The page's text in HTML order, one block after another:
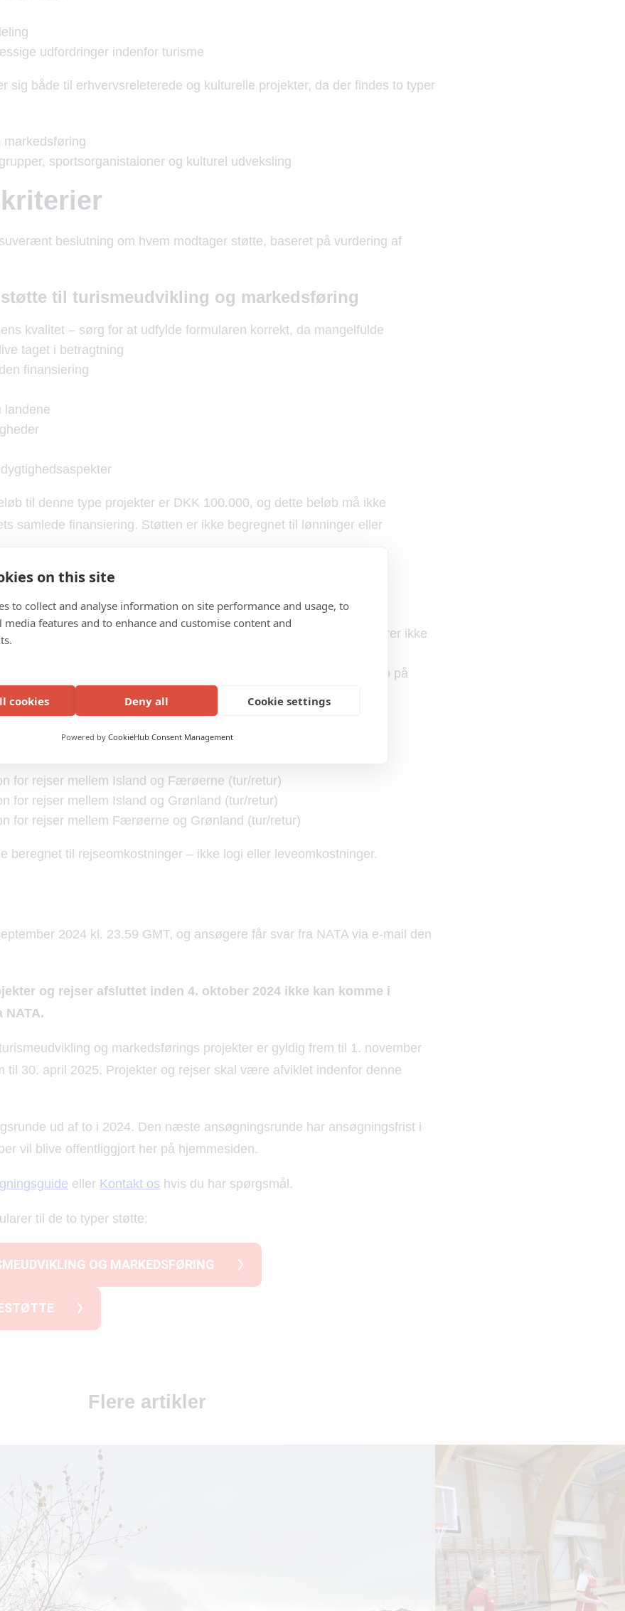
udfordringer indenfor turisme
sig både til erhvervsreleterede og kulturelle projekter, da der findes to typer
markedsføring
sportsorganistaioner og kulturel udveksling
beslutning om hvem modtager støtte, baseret på vurdering af
til turismeudvikling og markedsføring
kvalitet – sørg for at udfylde formularen korrekt, da mangelfulde
taget i betragtning
finansiering
landene
til denne type projekter er DKK 100.000, og dette beløb må ikke
samlede finansiering. Støtten er ikke begregnet til lønninger eller
– sørg for at udfylde formaularen korrekt, da mangelfulde formularer ikke
kulturel interatktion, fx ophold hos lokale families i stedet for at bo på
finansiering
som NATA yder, er:
for rejser mellem Island og Færøerne (tur/retur)
for rejser mellem Island og Grønland (tur/retur)
for rejser mellem Færøerne og Grønland (tur/retur)
beregnet til rejseomkostninger – ikke logi eller leveomkostninger.
2024 kl. 23.59 GMT, og ansøgere får svar fra NATA via e-mail den
og rejser afsluttet inden 4. oktober 2024 ikke kan komme i
NATA.
og markedsførings projekter er gyldig frem til 1. november
til 30. april 2025. Projekter og rejser skal være afviklet indenfor denne
ud af to i 2024. Den næste ansøgningsrunde har ansøgningsfrist i
vil blive offentliggjort her på hjemmesiden.
eller Kontakt os hvis du har spørgsmål.
til de to typer støtte:
OG MARKEDSFØRING
Flere artikler
on this site
to collect and analyse information on site performance and usage, to
media features and to enhance and customise content and
cookies Deny all Cookie settings
Powered by CookieHub Consent Management